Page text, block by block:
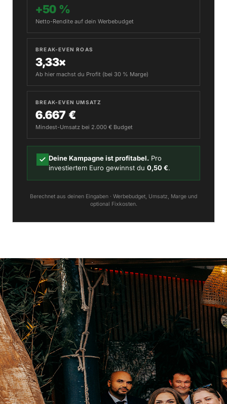
+50 %
Netto-Rendite auf dein Werbebudget
BREAK-EVEN ROAS
3,33×
Ab hier machst du Profit (bei 30 % Marge)
BREAK-EVEN UMSATZ
6.667 €
Mindest-Umsatz bei 2.000 € Budget
Deine Kampagne ist profitabel. Pro
investiertem Euro gewinnst du 0,50 €.
Berechnet aus deinen Eingaben · Werbebudget, Umsatz, Marge und
optional Fixkosten.